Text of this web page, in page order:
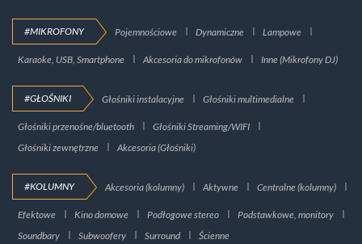
#MIKROFONY Pojemnościowe Dynamiczne Lampowe
Karaoke, USB, Smartphone Akcesoria do mikrofonów Inne (Mikrofony DJ)
#GŁOŚNIKI Głośniki instalacyjne Głośniki multimedialne
Głośniki przenośne/bluetooth
Głośniki Streaming/WIFI
Głośniki zewnętrzne
Akcesoria (Głośniki)
#KOLUMNY Akcesoria (kolumny) Aktywne Centralne (kolumny)
Efektowe Kino domowe Podłogowe stereo
Podstawkowe, monitory
Soundbary
Subwoofery Surround Ścienne